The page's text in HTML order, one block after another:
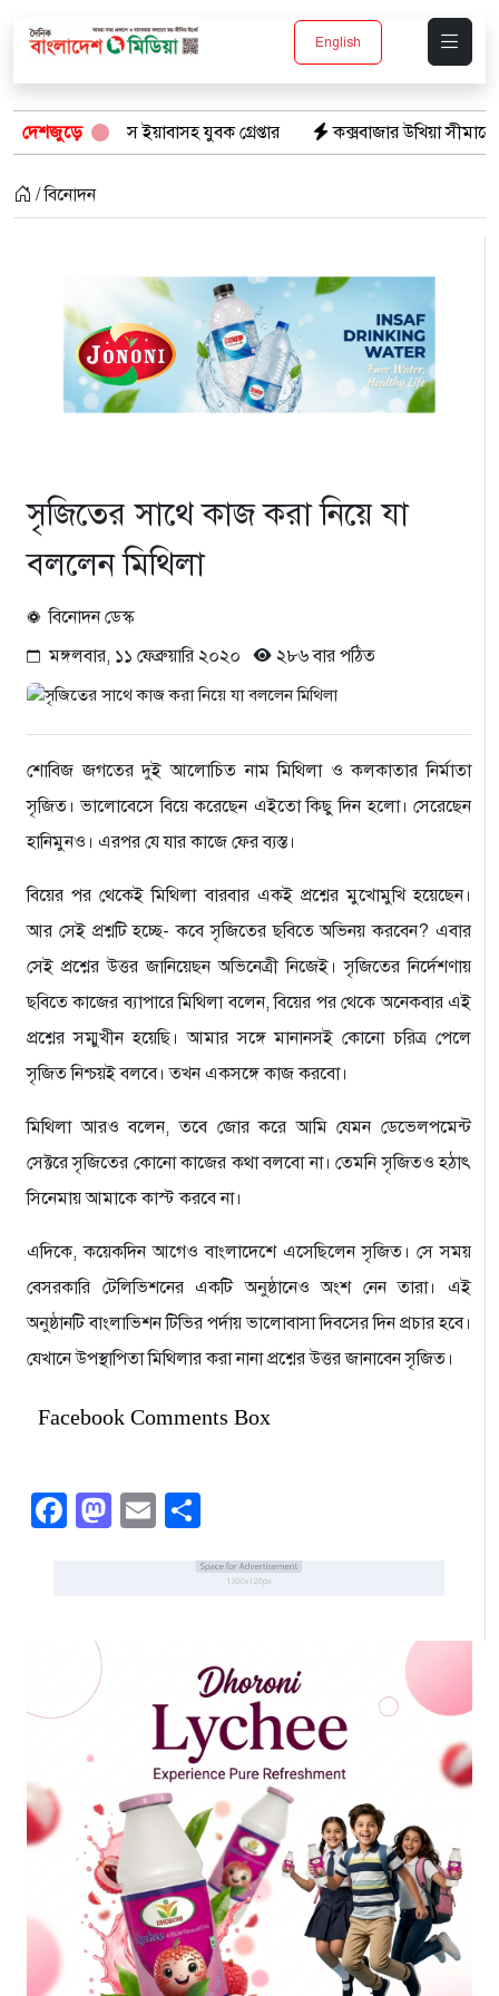
English
দেশজুড়ে
পিস ইয়াবাসহ যুবক গ্রেপ্তার কক্সবাজার উখিয়া সীমান্তে মাইন
/ বিনোদন
সৃজিতের সাথে কাজ করা নিয়ে যা
বললেন মিথিলা
বিনোদন ডেস্ক
মঙ্গলবার, ১১ ফেব্রুয়ারি ২০২০
২৮৬ বার পঠিত
শোবিজ জগতের দুই আলোচিত নাম মিথিলা ও কলকাতার নির্মাতা
সৃজিত। ভালোবেসে বিয়ে করেছেন এইতো কিছু দিন হলো। সেরেছেন
হানিমুনও। এরপর যে যার কাজে ফের ব্যস্ত।
বিয়ের পর থেকেই মিথিলা বারবার একই প্রশ্নের মুখোমুখি হয়েছেন।
আর সেই প্রশ্নটি হচ্ছে- কবে সৃজিতের ছবিতে অভিনয় করবেন? এবার
সেই প্রশ্নের উত্তর জানিয়েছন অভিনেত্রী নিজেই। সৃজিতের নির্দেশণায়
ছবিতে কাজের ব্যাপারে মিথিলা বলেন, বিয়ের পর থেকে অনেকবার এই
প্রশ্নের সম্মুখীন হয়েছি। আমার সঙ্গে মানানসই কোনো চরিত্র পেলে
সৃজিত নিশ্চয়ই বলবে। তখন একসঙ্গে কাজ করবো।
মিথিলা আরও বলেন, তবে জোর করে আমি যেমন ডেভেলপমেন্ট
সেক্টরে সৃজিতের কোনো কাজের কথা বলবো না। তেমনি সৃজিতও হঠাৎ
সিনেমায় আমাকে কাস্ট করবে না।
এদিকে, কয়েকদিন আগেও বাংলাদেশে এসেছিলেন সৃজিত। সে সময়
বেসরকারি টেলিভিশনের একটি অনুষ্ঠানেও অংশ নেন তারা। এই
অনুষ্ঠানটি বাংলাভিশন টিভির পর্দায় ভালোবাসা দিবসের দিন প্রচার হবে।
যেখানে উপস্থাপিতা মিথিলার করা নানা প্রশ্নের উত্তর জানাবেন সৃজিত।
Facebook Comments Box
Facebook
Mastodon
Email